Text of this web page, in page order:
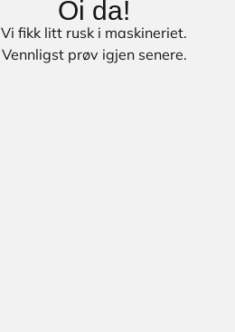
Oi da!
Vi fikk litt rusk i maskineriet.
Vennligst prøv igjen senere.